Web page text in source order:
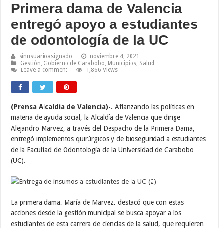
Primera dama de Valencia
entregó apoyo a estudiantes
de odontología de la UC
sinusuarioasignado
noviembre 4, 2021
Gestión Gobierno de Carabobo Municipios Salud
Leave a comment
1,866 Views
(Prensa Alcaldía de Valencia)-.Afianzando las políticas en
materia de ayuda social, la Alcaldía de Valencia que dirige
Alejandro Marvez, a través del Despacho de la Primera Dama,
entregó implementos quirúrgicos y de bioseguridad a estudiantes
de la Facultad de Odontología de la Universidad de Carabobo
(UC).
La primera dama, María de Marvez, destacó que con estas
acciones desde la gestión municipal se busca apoyar a los
estudiantes de esta carrera de ciencias de la salud, que requieren